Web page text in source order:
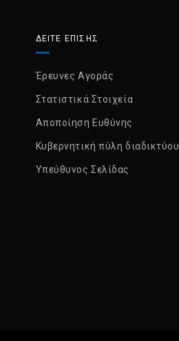
ΔΕΙΤΕ ΕΠΙΣΗΣ
Έρευνες Αγοράς
Στατιστικά Στοιχεία
Αποποίηση Ευθύνης
Κυβερνητική πύλη διαδικτύου
Υπεύθυνος Σελίδας